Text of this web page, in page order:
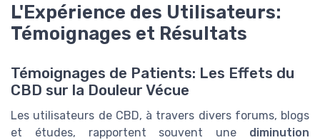
L'Expérience des Utilisateurs:
Témoignages et Résultats
Témoignages de Patients: Les Effets du
CBD sur la Douleur Vécue
Les utilisateurs de CBD, à travers divers forums, blogs
et études, rapportent souvent une diminution